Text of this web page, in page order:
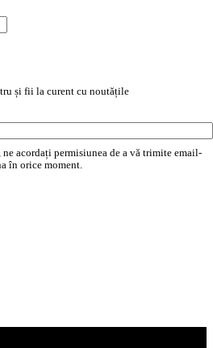
și fii la curent cu noutățile
acordați permisiunea de a vă trimite email-
în orice moment.